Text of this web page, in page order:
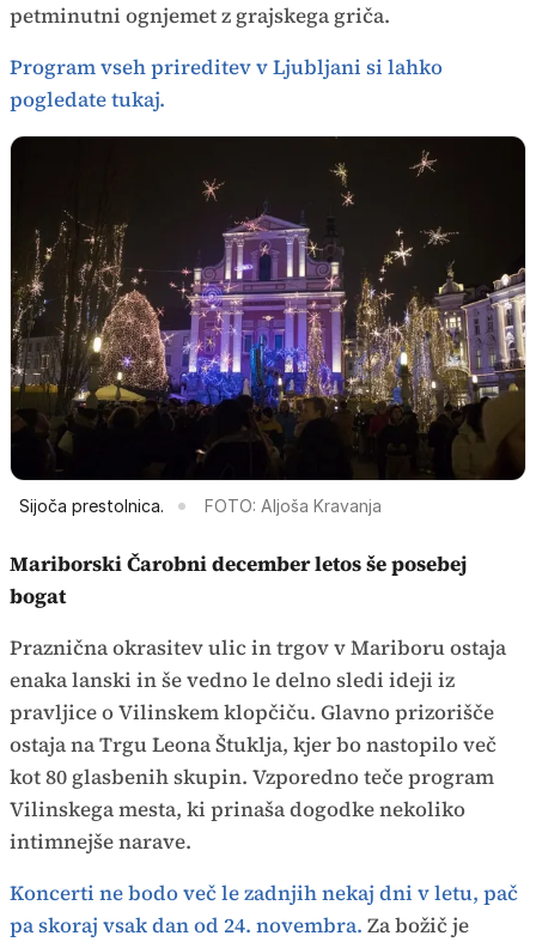
petminutni ognjemet z grajskega griča.
Program vseh prireditev v Ljubljani si lahko
pogledate tukaj.
Sijoča prestolnica. FOTO: Aljoša Kravanja
Mariborski Čarobni december letos še posebej
bogat
Praznična okrasitev ulic in trgov v Mariboru ostaja
enaka lanski in še vedno le delno sledi ideji iz
pravljice o Vilinskem klopčiču. Glavno prizorišče
ostaja na Trgu Leona Štuklja, kjer bo nastopilo več
kot 80 glasbenih skupin. Vzporedno teče program
Vilinskega mesta, ki prinaša dogodke nekoliko
intimnejše narave.
Koncerti ne bodo več le zadnjih nekaj dni v letu, pač
pa skoraj vsak dan od 24. novembra. Za božič je